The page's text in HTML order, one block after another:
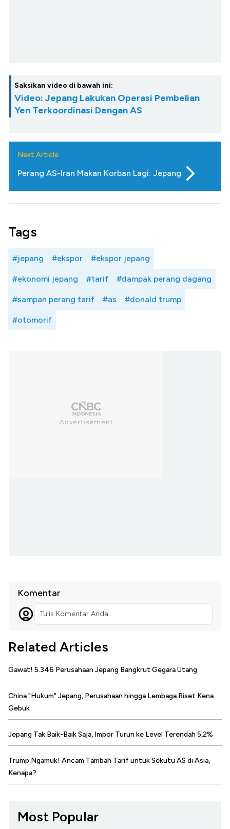
Saksikan video di bawah ini:
Video: Jepang Lakukan Operasi Pembelian
Yen Terkoordinasi Dengan AS
Next Article
Perang AS-Iran Makan Korban Lagi: Jepang
Tags
#jepang #ekspor #ekspor jepang
#ekonomi jepang #tarif #dampak perang dagang
#sampan perang tarif #as #donald trump
#otomorif
Komentar
Tulis Komentar Anda...
Related Articles
Gawat! 5.346 Perusahaan Jepang Bangkrut Gegara Utang
China "Hukum" Jepang, Perusahaan hingga Lembaga Riset Kena
Gebuk
Jepang Tak Baik-Baik Saja, Impor Turun ke Level Terendah 5,2%
Trump Ngamuk! Ancam Tambah Tarif untuk Sekutu AS di Asia,
Kenapa?
Most Popular